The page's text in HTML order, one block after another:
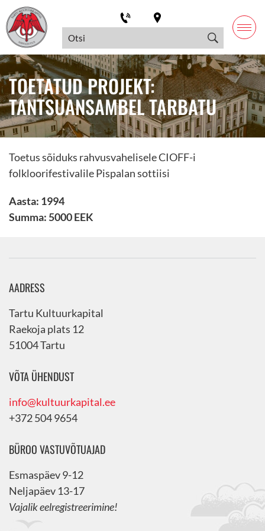
TOETATUD PROJEKT:
TANTSUANSAMBEL TARBATU
Toetus sõiduks rahvusvahelisele CIOFF-i
folkloorifestivalile Pispalan sottiisi
Aasta: 1994
Summa: 5000 EEK
AADRESS
Tartu Kultuurkapital
Raekoja plats 12
51004 Tartu
VÕTA ÜHENDUST
info@kultuurkapital.ee
+372 504 9654
BÜROO VASTUVÕTUAJAD
Esmaspäev 9-12
Neljapäev 13-17
Vajalik eelregistreerimine!